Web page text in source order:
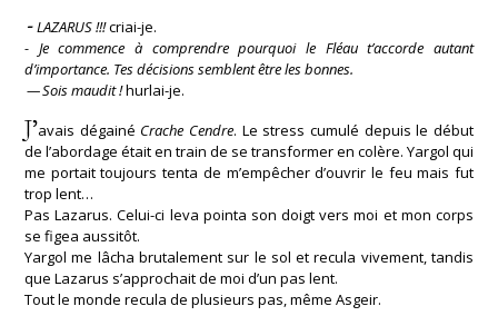
-LAZARUS !!!criai-je.
- Je commence à comprendre pourquoi le Fléau t’accorde autant
d’importance. Tes décisions semblent être les bonnes.
— Sois maudit !hurlai-je.
J’avais dégainé Crache Cendre. Le stress cumulé depuis le début
de l’abordage était en train de se transformer en colère. Yargol qui
me portait toujours tenta de m’empêcher d’ouvrir le feu mais fut
trop lent…
Pas Lazarus. Celui-ci leva pointa son doigt vers moi et mon corps
se figea aussitôt.
Yargol me lâcha brutalement sur le sol et recula vivement, tandis
que Lazarus s’approchait de moi d’un pas lent.
Tout le monde recula de plusieurs pas, même Asgeir.